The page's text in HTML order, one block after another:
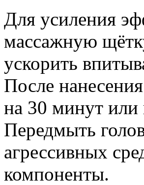
Для усиления
массажную
ускорить
После
на 30 минут или
Передмыть
агрессивных
компоненты.